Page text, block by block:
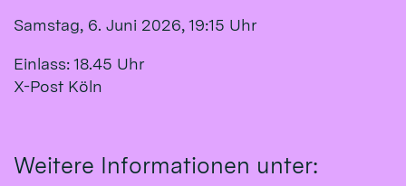
Samstag, 6. Juni 2026, 19:15 Uhr
Einlass: 18.45 Uhr
X-Post Köln
Weitere Informationen unter: